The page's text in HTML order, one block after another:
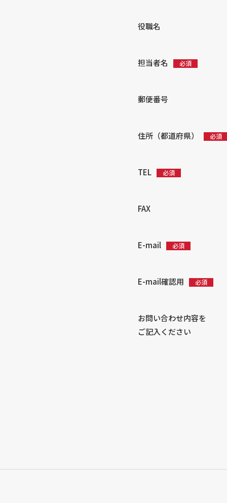
役職名
担当者名
郵便番号
住所（都道府県）
TEL
FAX
E-mail
E-mail確認用
お問い合わせ内容を
ご記入ください